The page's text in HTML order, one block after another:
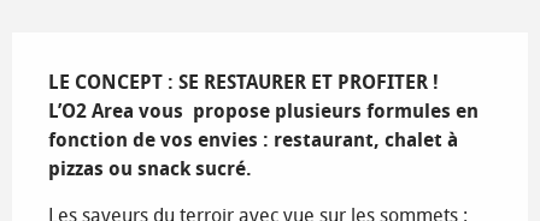
LE CONCEPT : SE RESTAURER ET PROFITER !
L’O2 Area vous  propose plusieurs formules en
fonction de vos envies : restaurant, chalet à
pizzas ou snack sucré.
Les saveurs du terroir avec vue sur les sommets :